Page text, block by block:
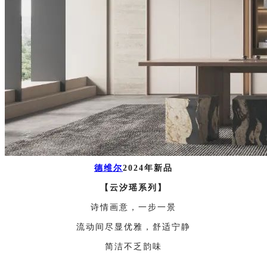
德维尔2024年新品
【云汐瑶系列 】
诗情画意，一步一景
流动间尽显优雅，舒适宁静
简洁不乏韵味